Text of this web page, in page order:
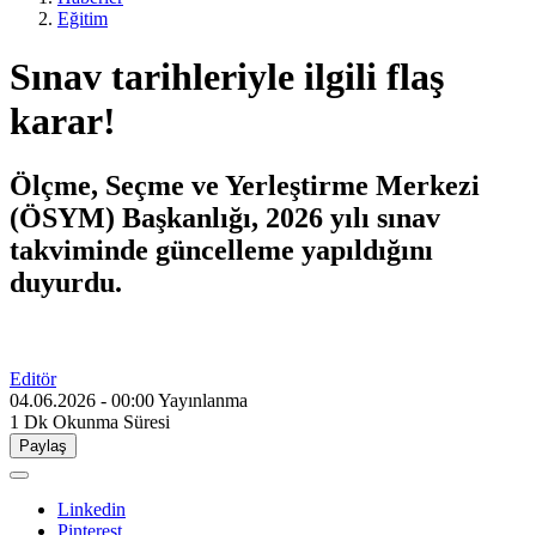
Eğitim
Sınav tarihleriyle ilgili flaş
karar!
Ölçme, Seçme ve Yerleştirme Merkezi
(ÖSYM) Başkanlığı, 2026 yılı sınav
takviminde güncelleme yapıldığını
duyurdu.
Editör
04.06.2026 - 00:00Yayınlanma
1 Dk Okunma Süresi
Paylaş
Linkedin
Pinterest